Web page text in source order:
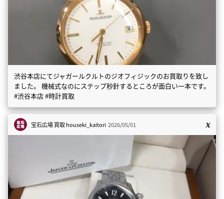
渋谷本店にてジャガールクルトのジオフィジックのお買取りを致し
ました。 機械式なのにステップ秒針するところが面白い一本です。
#渋谷本店 #時計買取
宝石広場 買取houseki_kaitori 2026/05/01